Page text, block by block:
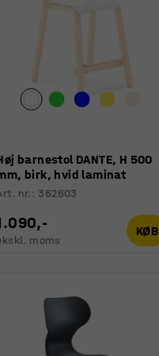
barnestol DANTE, H 500
birk, hvid laminat
nr. : 362603
moms
KØB